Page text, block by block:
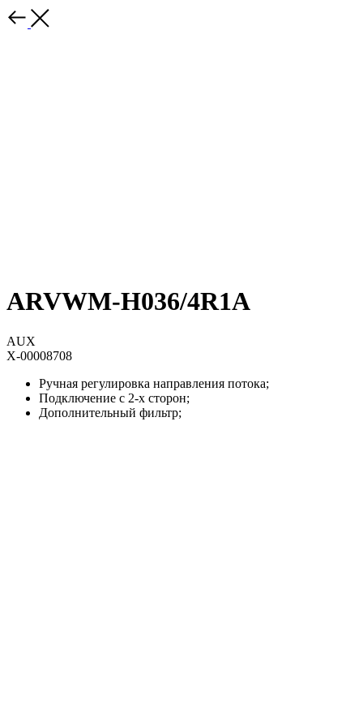
ARVWM-H036/4R1A
AUX
X-00008708
Ручная регулировка направления потока;
Подключение с 2-х сторон;
Дополнительный фильтр;